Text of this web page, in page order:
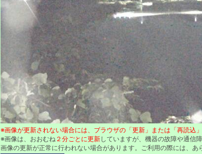
※画像が更新されない場合には、ブラウザの「更新」または「再読込」
※画像は、おおむね ２分ごとに更新していますが、機器の故障や通信
画像の更新が正常に行われない場合があります。ご利用の際には、あ